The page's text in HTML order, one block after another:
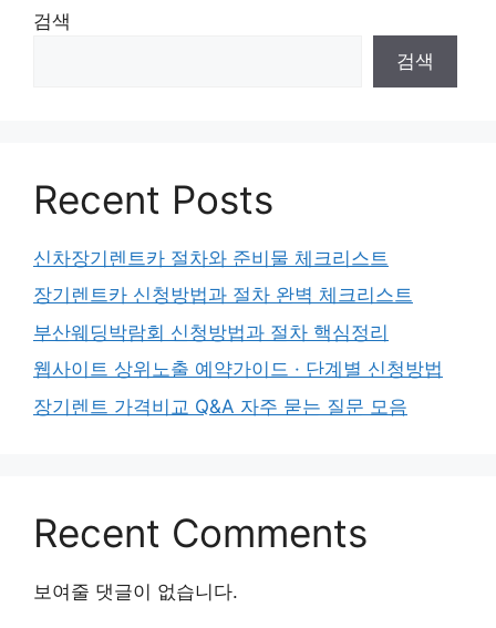
검색
검색
Recent Posts
신차장기렌트카 절차와 준비물 체크리스트
장기렌트카 신청방법과 절차 완벽 체크리스트
부산웨딩박람회 신청방법과 절차 핵심정리
웹사이트 상위노출 예약가이드 · 단계별 신청방법
장기렌트 가격비교 Q&A 자주 묻는 질문 모음
Recent Comments
보여줄 댓글이 없습니다.